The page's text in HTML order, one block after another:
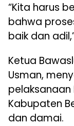
“Kita harus
bahwa
baik dan
Ketua
Usman,
pelaksanaan
Kabupaten
dan damai.